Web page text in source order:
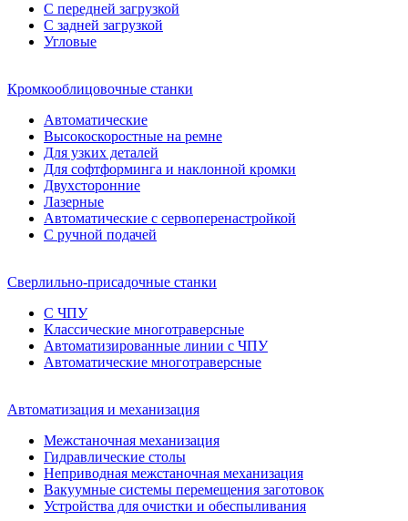
С передней загрузкой
С задней загрузкой
Угловые
Кромкооблицовочные станки
Автоматические
Высокоскоростные на ремне
Для узких деталей
Для софтформинга и наклонной кромки
Двухсторонние
Лазерные
Автоматические с сервоперенастройкой
С ручной подачей
Сверлильно-присадочные станки
С ЧПУ
Классические многотраверсные
Автоматизированные линии с ЧПУ
Автоматические многотраверсные
Автоматизация и механизация
Межстаночная механизация
Гидравлические столы
Неприводная межстаночная механизация
Вакуумные системы перемещения заготовок
Устройства для очистки и обеспыливания